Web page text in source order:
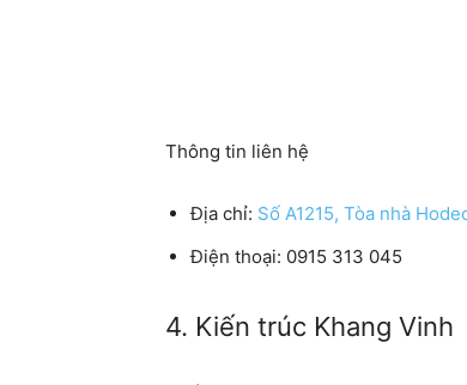
Thông tin liên hệ
Địa chỉ: Số A1215, Tòa nhà
Điện thoại: 0915 313 045
4. Kiến trúc Khang Vinh